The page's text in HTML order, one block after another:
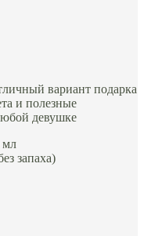
вариант подарка
и полезные
девушке
мл
запаха)